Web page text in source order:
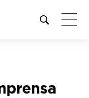
Open
site